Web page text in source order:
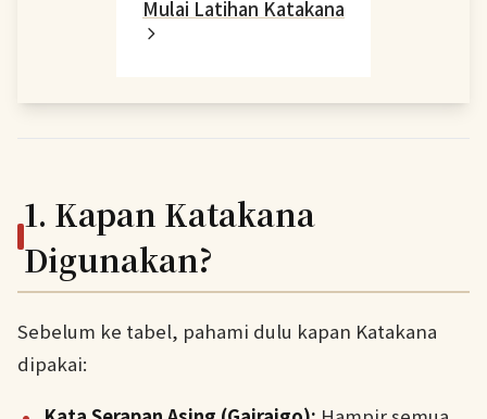
Mulai Latihan Katakana
1. Kapan Katakana
Digunakan?
Sebelum ke tabel, pahami dulu kapan Katakana
dipakai: